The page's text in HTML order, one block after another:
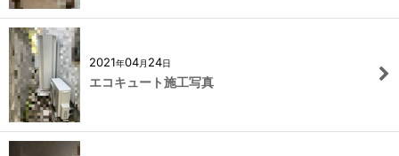
2021年04月 24日
エコキュート施工写真